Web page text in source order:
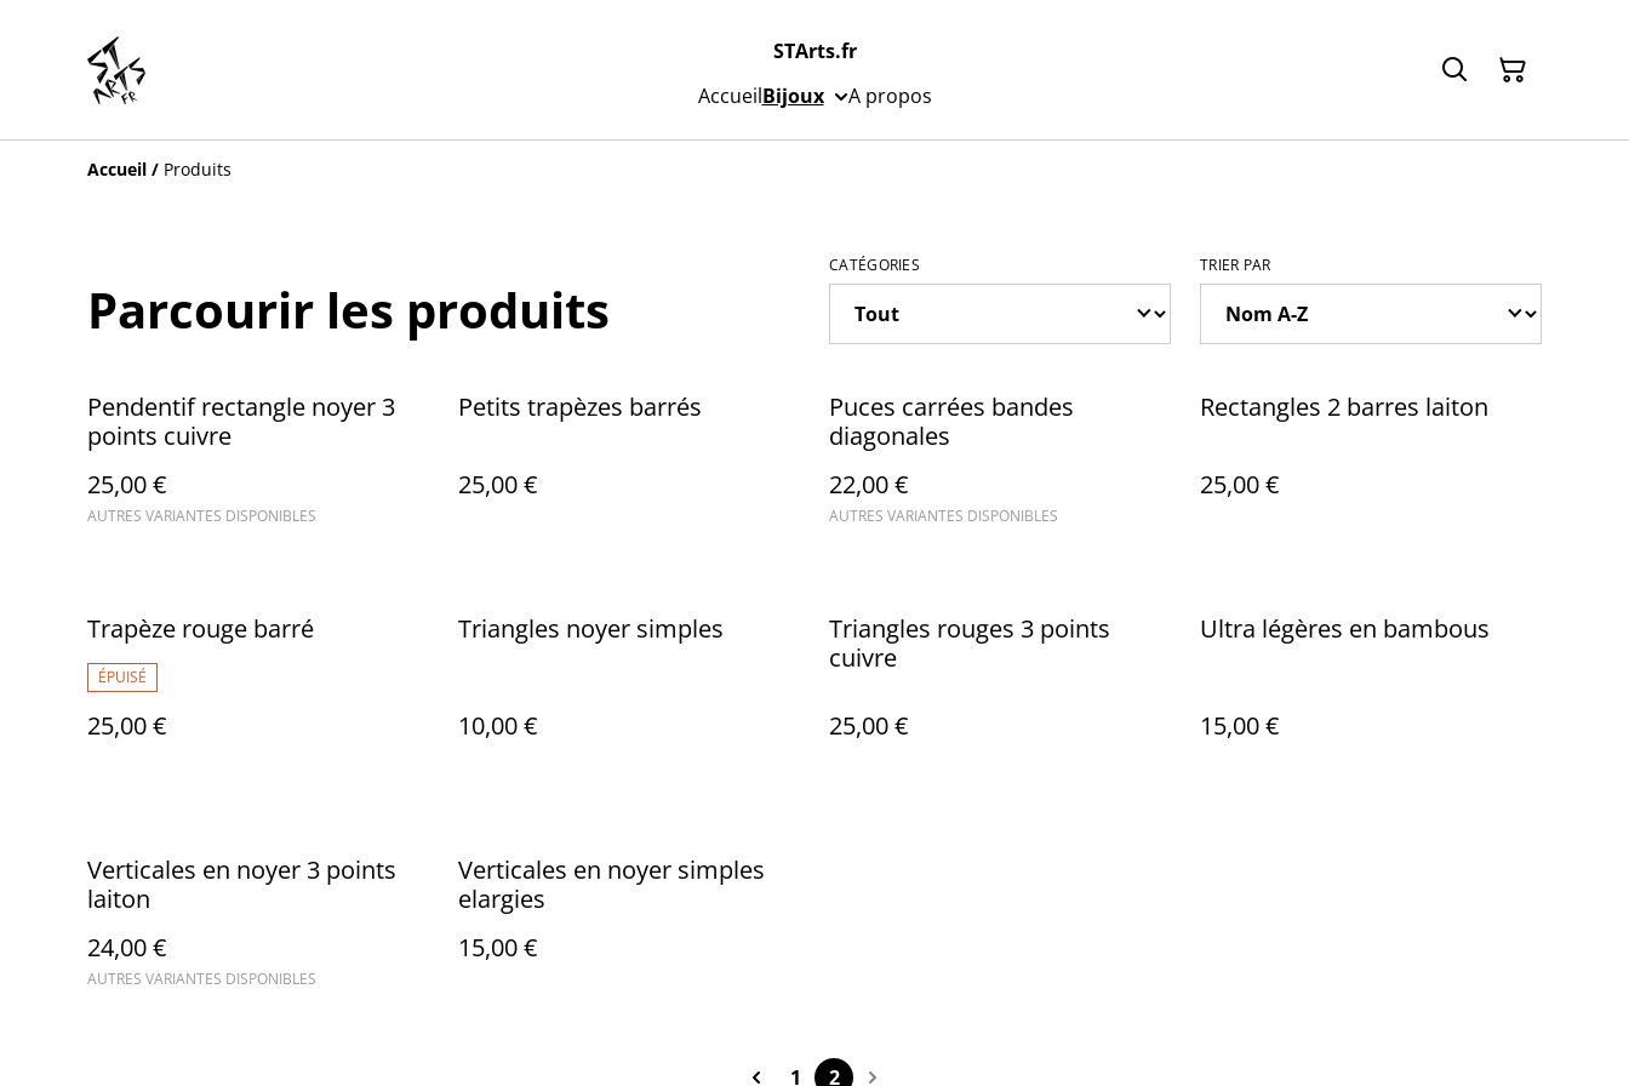
STArts.fr
AccueilBijoux A propos
Accueil / Produits
Parcourir les produits
CATÉGORIES TRIER PAR
Pendentif rectangle noyer 3
points cuivre
25,00 €
AUTRES VARIANTES DISPONIBLES
Petits trapèzes barrés
25,00 €
Puces carrées bandes
diagonales
22,00 €
AUTRES VARIANTES DISPONIBLES
Rectangles 2 barres laiton
25,00 €
Trapèze rouge barré
ÉPUISÉ
25,00 €
Triangles noyer simples
10,00 €
Triangles rouges 3 points
cuivre
25,00 €
Ultra légères en bambous
15,00 €
Verticales en noyer 3 points
laiton
24,00 €
AUTRES VARIANTES DISPONIBLES
Verticales en noyer simples
elargies
15,00 €
1 2